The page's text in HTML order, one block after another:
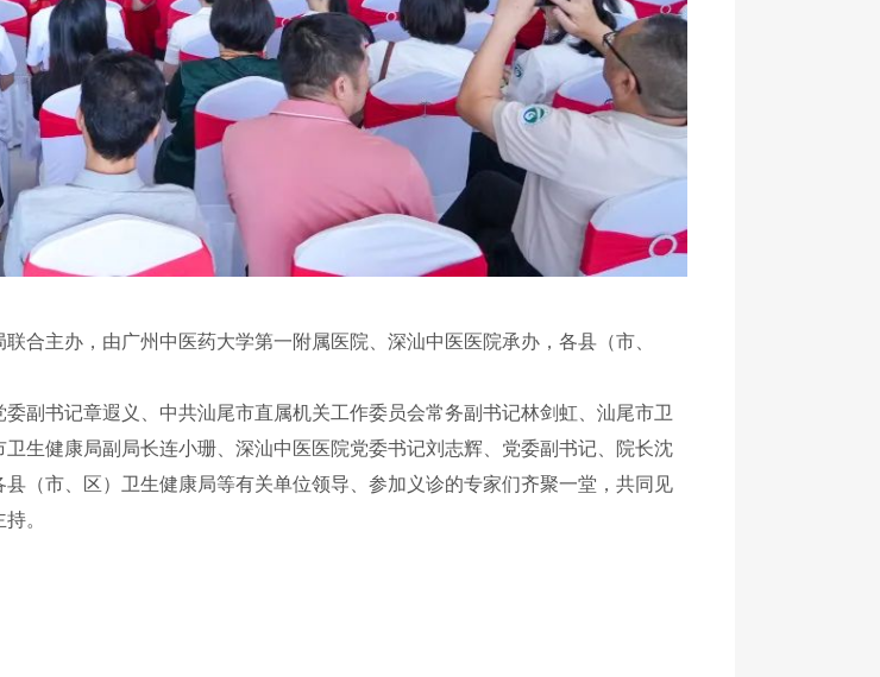
合主办，由广州中医药大学第一附属医院、深汕中医医院承办，各县（市、
副书记章遐义、中共汕尾市直属机关工作委员会常务副书记林剑虹、汕尾市卫
生健康局副局长连小珊、深汕中医医院党委书记刘志辉、党委副书记、院长沈
（市、区）卫生健康局等有关单位领导、参加义诊的专家们齐聚一堂，共同见
。